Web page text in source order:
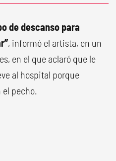
de descanso para
, informó el artista, en un
en el que aclaró que le
al hospital porque
el pecho.